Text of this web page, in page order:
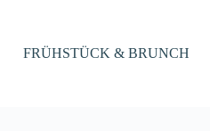
FRÜHSTÜCK & BRUNCH